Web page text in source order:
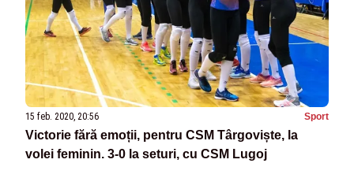
15 feb. 2020, 20:56 Sport
Victorie fără emoții, pentru CSM Târgoviște, la
volei feminin. 3-0 la seturi, cu CSM Lugoj